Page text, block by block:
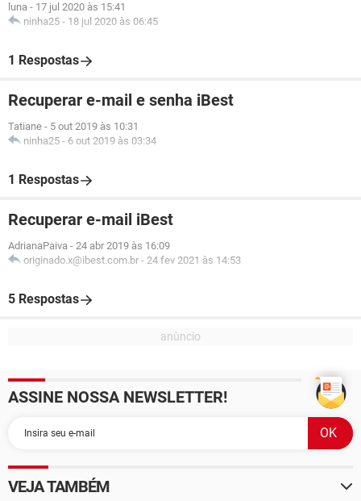
luna - 17 jul 2020 às 15:41
ninha25 - 18 jul 2020 às 06:45
1 Respostas
Recuperar e-mail e senha iBest
Tatiane - 5 out 2019 às 10:31
ninha25 - 6 out 2019 às 03:34
1 Respostas
Recuperar e-mail iBest
AdrianaPaiva - 24 abr 2019 às 16:09
originado.x@ibest.com.br - 24 fev 2021 às 14:53
5 Respostas
ASSINE NOSSA NEWSLETTER!
VEJA TAMBÉM